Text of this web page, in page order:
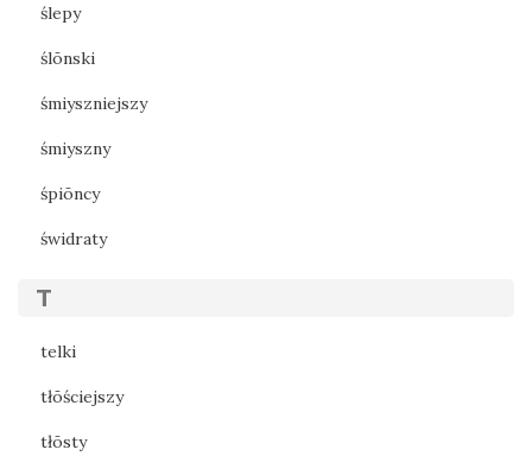
ślepy
ślōnski
śmiyszniejszy
śmiyszny
śpiōncy
świdraty
T
telki
tłōściejszy
tłōsty